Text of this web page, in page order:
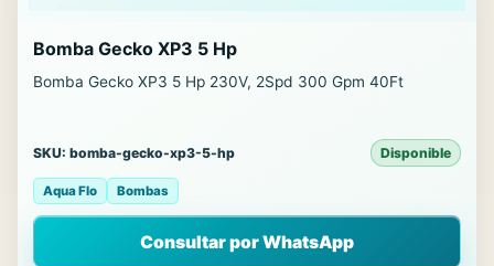
Bomba Gecko XP3 5 Hp
Bomba Gecko XP3 5 Hp 230V, 2Spd 300 Gpm 40Ft
SKU: bomba-gecko-xp3-5-hp Disponible
Aqua Flo Bombas
Consultar por WhatsApp